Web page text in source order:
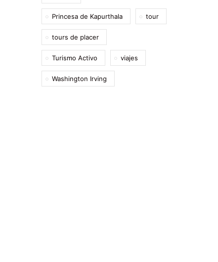
Princesa de Kapurthala tour
tours de placer
Turismo Activo viajes
Washington Irving